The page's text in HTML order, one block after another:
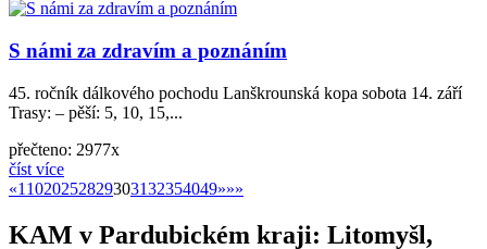
S námi za zdravím a poznáním
45. ročník dálkového pochodu Lanškrounská kopa sobota 14. září
Trasy: – pěší: 5, 10, 15,...
přečteno: 2977x
číst více
««1 1020252829303132354049»»
»»
KAM v Pardubickém kraji: Litomyšl,